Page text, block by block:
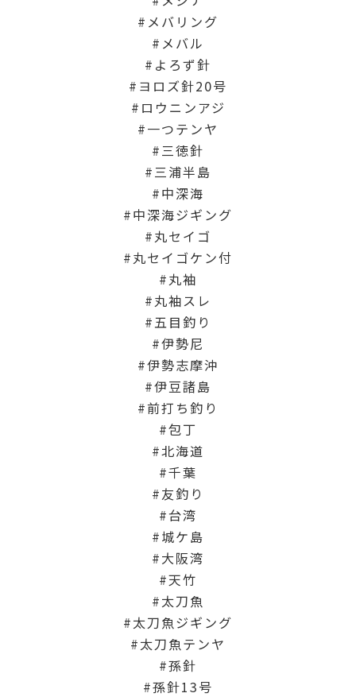
メバリング
メバル
よろず針
ヨロズ針20号
ロウニンアジ
一つテンヤ
三徳針
三浦半島
中深海
中深海ジギング
丸セイゴ
丸セイゴケン付
丸袖
丸袖スレ
五目釣り
伊勢尼
伊勢志摩沖
伊豆諸島
前打ち釣り
包丁
北海道
千葉
友釣り
台湾
城ケ島
大阪湾
天竹
太刀魚
太刀魚ジギング
太刀魚テンヤ
孫針
孫針13号